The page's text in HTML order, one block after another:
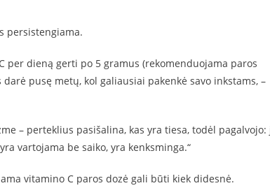
persistengiama.
per dieną gerti po 5 gramus (rekomenduojama paros
pusę metų, kol galiausiai pakenkė savo inkstams, –
– perteklius pasišalina, kas yra tiesa, todėl pagalvojo:
vartojama be saiko, yra kenksminga.“
vitamino C paros dozė gali būti kiek didesnė.